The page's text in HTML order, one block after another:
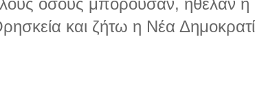
και ζήτω η Νέα